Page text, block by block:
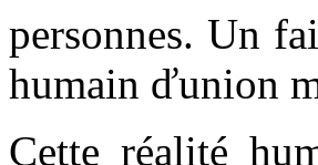
personnes. Un
humain ďunion
Cette réalité